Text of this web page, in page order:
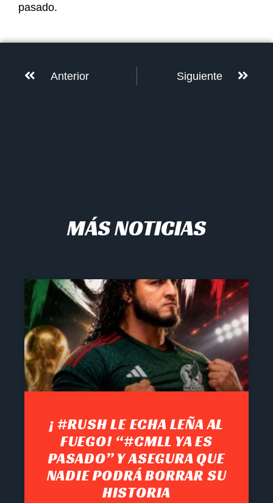
pasado.
Anterior Siguiente
MÁS NOTICIAS
¡ #RUSH LE ECHA LEÑA AL
FUEGO! “#CMLL YA ES
PASADO” Y ASEGURA QUE
NADIE PODRÁ BORRAR SU
HISTORIA